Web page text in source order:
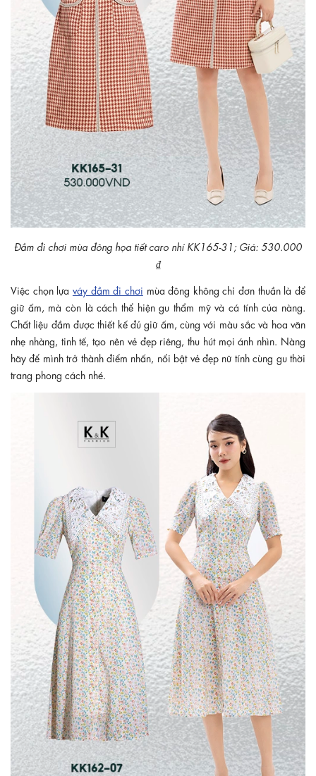
Đầm đi chơi mùa đông họa tiết caro nhí KK165-31; Giá: 530.000
₫
Việc chọn lựa váy đầm đi chơi mùa đông không chỉ đơn thuần là để
giữ ấm, mà còn là cách thể hiện gu thẩm mỹ và cá tính của nàng.
Chất liệu đầm được thiết kế đủ giữ ấm, cùng với màu sắc và hoa văn
nhẹ nhàng, tinh tế, tạo nên vẻ đẹp riêng, thu hút mọi ánh nhìn. Nàng
hãy để mình trở thành điểm nhấn, nổi bật vẻ đẹp nữ tính cùng gu thời
trang phong cách nhé.